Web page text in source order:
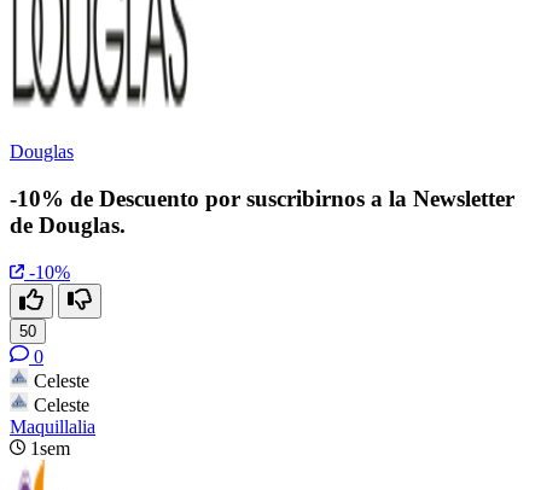
Douglas
-10% de Descuento por suscribirnos a la Newsletter
de Douglas.
-10%
50
0
Celeste
Celeste
Maquillalia
1sem